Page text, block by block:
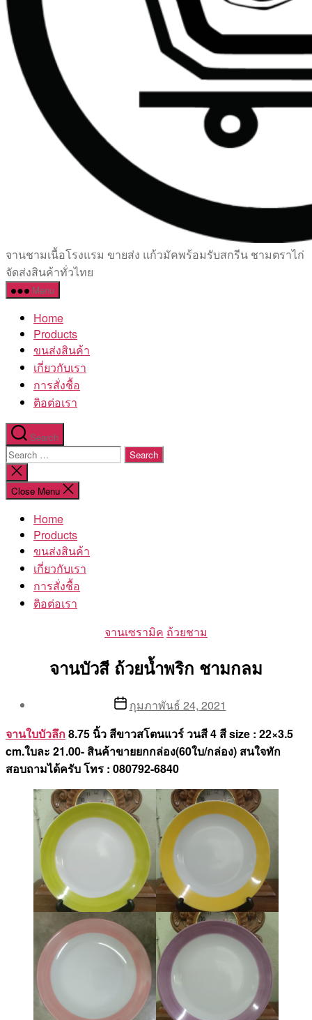
เซรามิค
ครบ
ครัน
โรงงาน
จานชามเนื้อโรงแรม ขายส่ง แก้วมัคพร้อมรับสกรีน ชามตราไก่
จัดส่งสินค้าทั่วไทย
Menu
Home
Products
ขนส่งสินค้า
เกี่ยวกับเรา
การสั่งชื้อ
ติอต่อเรา
Search
Search
for:
Close
search
Close Menu
Home
Products
ขนส่งสินค้า
เกี่ยวกับเรา
การสั่งชื้อ
ติอต่อเรา
Categories
จานเซรามิค ถ้วยชาม
จานบัวสี ถ้วยน้ำพริก ชามกลม
Aea
Postกุมภาพันธ์ 24, 2021
จานใบบัวลึก 8.75 นิ้ว สีขาวสโตนแวร์ วนสี 4 สี size : 22×3.5
cm.ใบละ 21.00- สินค้าขายยกกล่อง(60ใบ/กล่อง) สนใจทัก
สอบถามได้ครับ โทร : 080792-6840